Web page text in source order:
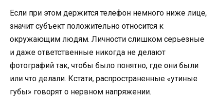
Если при этом держится телефон немного ниже лице,
значит субъект положительно относится к
окружающим людям. Личности слишком серьезные
и даже ответственные никогда не делают
фотографий так, чтобы было понятно, где они были
или что делали. Кстати, распространенные «утиные
губы» говорят о нервном напряжении.